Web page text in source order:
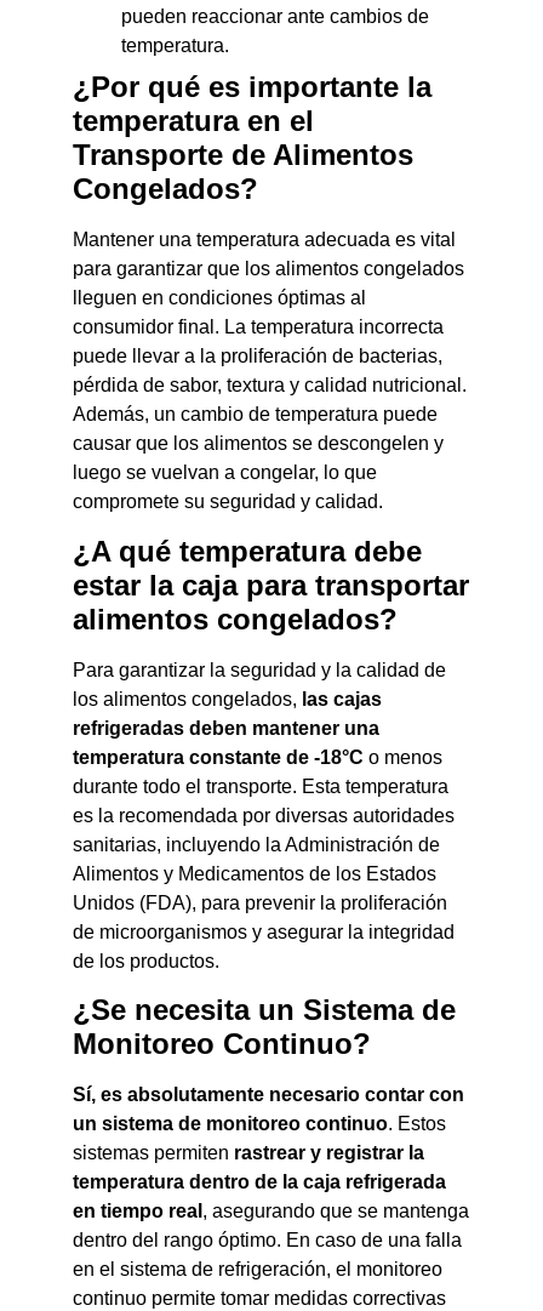
pueden reaccionar ante cambios de
temperatura.
¿Por qué es importante la
temperatura en el
Transporte de Alimentos
Congelados?
Mantener una temperatura adecuada es vital
para garantizar que los alimentos congelados
lleguen en condiciones óptimas al
consumidor final. La temperatura incorrecta
puede llevar a la proliferación de bacterias,
pérdida de sabor, textura y calidad nutricional.
Además, un cambio de temperatura puede
causar que los alimentos se descongelen y
luego se vuelvan a congelar, lo que
compromete su seguridad y calidad.
¿A qué temperatura debe
estar la caja para transportar
alimentos congelados?
Para garantizar la seguridad y la calidad de
los alimentos congelados, las cajas
refrigeradas deben mantener una
temperatura constante de -18°C o menos
durante todo el transporte. Esta temperatura
es la recomendada por diversas autoridades
sanitarias, incluyendo la Administración de
Alimentos y Medicamentos de los Estados
Unidos (FDA), para prevenir la proliferación
de microorganismos y asegurar la integridad
de los productos.
¿Se necesita un Sistema de
Monitoreo Continuo?
Sí, es absolutamente necesario contar con
un sistema de monitoreo continuo. Estos
sistemas permiten rastrear y registrar la
temperatura dentro de la caja refrigerada
en tiempo real , asegurando que se mantenga
dentro del rango óptimo. En caso de una falla
en el sistema de refrigeración, el monitoreo
continuo permite tomar medidas correctivas